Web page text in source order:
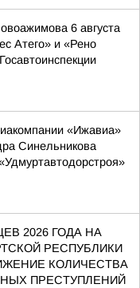
6 августа
Атего» и «Рено
«Ижавиа»
Синельникова
2026 ГОДА НА
РЕСПУБЛИКИ
КОЛИЧЕСТВА
ПРЕСТУПЛЕНИЙ